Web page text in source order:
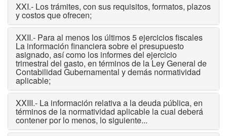
XXI.- Los trámites, con sus requisitos, formatos, plazos
y costos que ofrecen;
XXII.- Para al menos los últimos 5 ejercicios fiscales
La información financiera sobre el presupuesto
asignado, así como los informes del ejercicio
trimestral del gasto, en términos de la Ley General de
Contabilidad Gubernamental y demás normatividad
aplicable;
XXIII.- La información relativa a la deuda pública, en
términos de la normatividad aplicable la cual deberá
contener por lo menos, lo siguiente...